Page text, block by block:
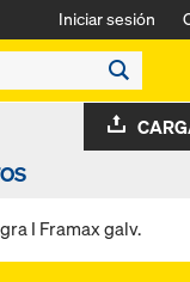
Iniciar sesión
I Framax galv.